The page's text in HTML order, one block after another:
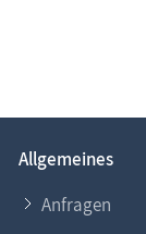
Allgemeines
Anfragen